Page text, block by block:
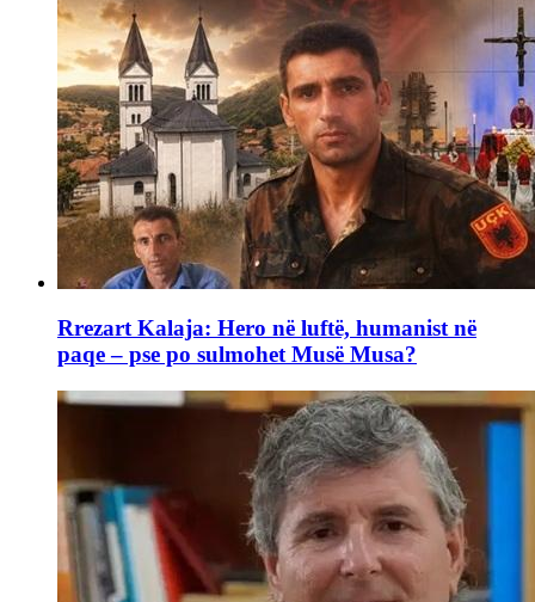
Rrezart Kalaja: Hero në luftë, humanist në
paqe – pse po sulmohet Musë Musa?